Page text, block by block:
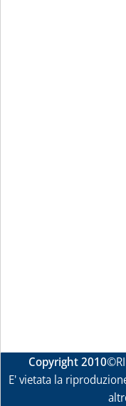
Copyright 2010
E' vietata la